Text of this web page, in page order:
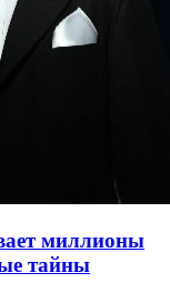
миллионы
тайны